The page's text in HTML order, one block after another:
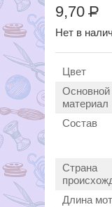
9,70Р
Нет в
Цвет
Основной
материал
Состав
Страна
Длина